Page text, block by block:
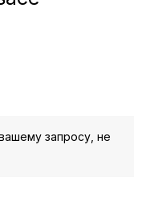
запросу, не